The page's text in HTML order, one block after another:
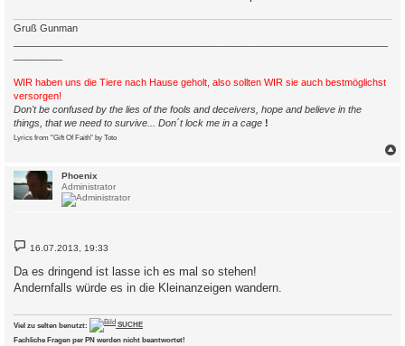
Gruß Gunman
WIR haben uns die Tiere nach Hause geholt, also sollten WIR sie auch bestmöglichst
versorgen!
Don't be confused by the lies of the fools and deceivers, hope and believe in the
things, that we need to survive... Don´t lock me in a cage !
Lyrics from "Gift Of Faith" by Toto
Phoenix
Administrator
B
e
t
r
16.07.2013, 19:33
Da es dringend ist lasse ich es mal so stehen!
Andernfalls würde es in die Kleinanzeigen wandern.
Viel zu selten benutzt:
SUCHE
Fachliche Fragen per PN werden nicht beantwortet!